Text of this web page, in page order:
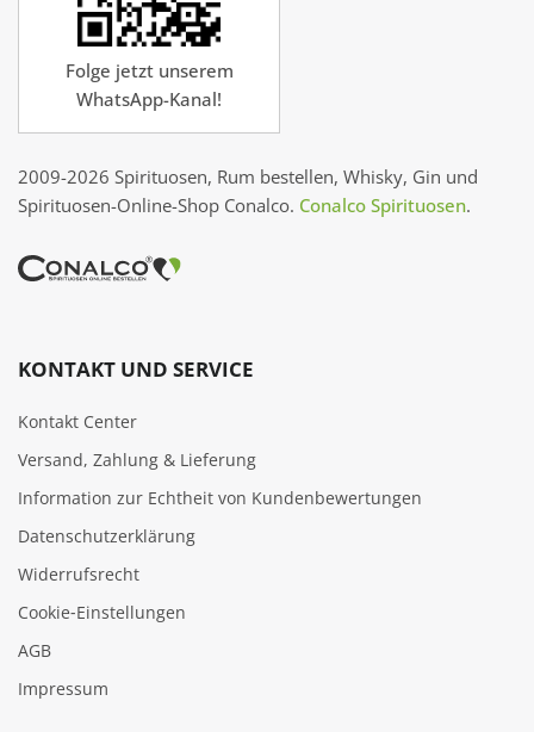
Folge jetzt unserem
WhatsApp-Kanal!
2009-2026 Spirituosen, Rum bestellen, Whisky, Gin und
Spirituosen-Online-Shop Conalco. Conalco Spirituosen.
KONTAKT UND SERVICE
Kontakt Center
Versand, Zahlung & Lieferung
Information zur Echtheit von Kundenbewertungen
Datenschutzerklärung
Widerrufsrecht
Cookie‑Einstellungen
AGB
Impressum